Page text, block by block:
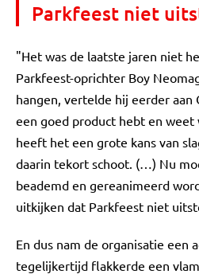
Parkfeest niet
"Het was de laatste jaren niet
Parkfeest-oprichter Boy
hangen, vertelde hij eerder aan
een goed product hebt en weet
heeft het een grote kans van
daarin tekort schoot. (…) Nu
beademd en gereanimeerd
uitkijken dat Parkfeest niet
En dus nam de organisatie een
tegelijkertijd flakkerde een